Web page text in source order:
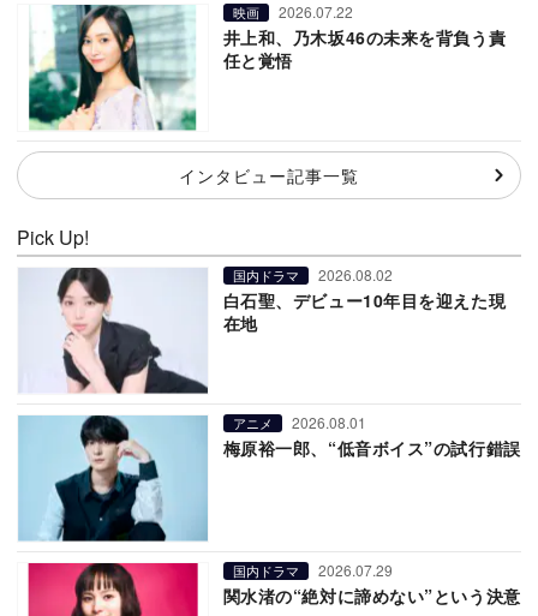
映画 2026.07.22
井上和、乃木坂46の未来を背負う責
任と覚悟
インタビュー記事一覧
Pick Up!
国内ドラマ 2026.08.02
白石聖、デビュー10年目を迎えた現
在地
アニメ 2026.08.01
梅原裕一郎、“低音ボイス”の試行錯誤
国内ドラマ 2026.07.29
関水渚の“絶対に諦めない”という決意